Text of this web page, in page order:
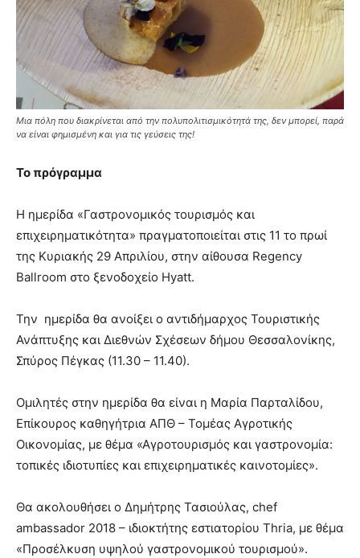
Μια πόλη που διακρίνεται από την πολυπολιτισμικότητά της, δεν μπορεί, παρά
να είναι φημισμένη και για τις γεύσεις της!
Το πρόγραμμα
Η ημερίδα «Γαστρονομικός τουρισμός και
επιχειρηματικότητα» πραγματοποιείται στις 11 το πρωί
της Κυριακής 29 Απριλίου, στην αίθουσα Regency
Ballroom στο ξενοδοχείο Hyatt.
Την ημερίδα θα ανοίξει ο αντιδήμαρχος Τουριστικής
Ανάπτυξης και Διεθνών Σχέσεων δήμου Θεσσαλονίκης,
Σπύρος Πέγκας (11.30 – 11.40).
Ομιλητές στην ημερίδα θα είναι η Μαρία Παρταλίδου,
Επίκουρος καθηγήτρια ΑΠΘ – Τομέας Αγροτικής
Οικονομίας, με θέμα «Αγροτουρισμός και γαστρονομία:
τοπικές ιδιοτυπίες και επιχειρηματικές καινοτομίες».
Θα ακολουθήσει ο Δημήτρης Τασιούλας, chef
ambassador 2018 – ιδιοκτήτης εστιατορίου Thria, με θέμα
«Προσέλκυση υψηλού γαστρονομικού τουρισμού».